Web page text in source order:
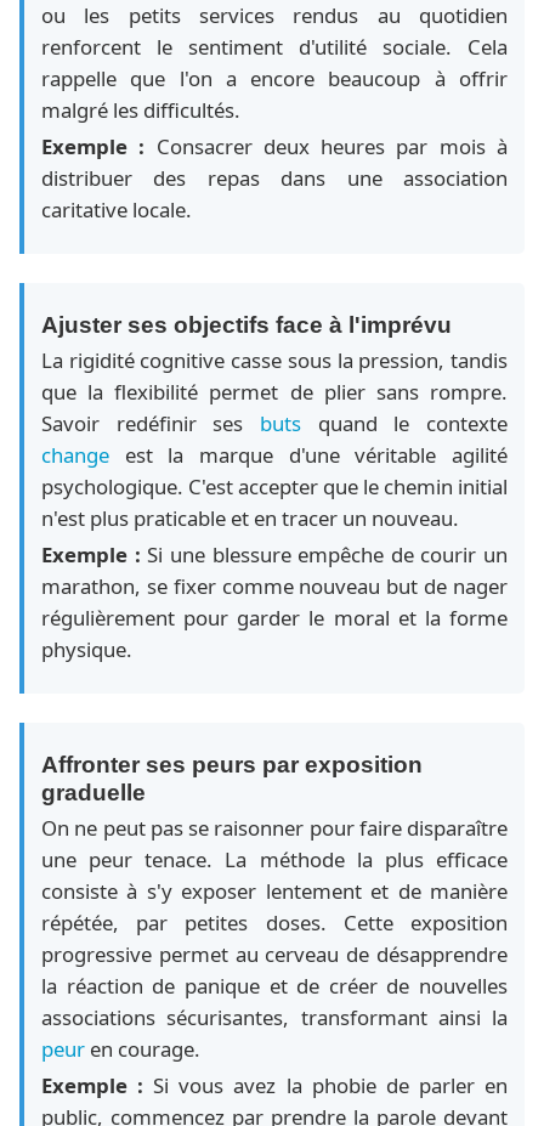
ou les petits services rendus au quotidien
renforcent le sentiment d'utilité sociale. Cela
rappelle que l'on a encore beaucoup à offrir
malgré les difficultés.
Exemple : Consacrer deux heures par mois à
distribuer des repas dans une association
caritative locale.
Ajuster ses objectifs face à l'imprévu
La rigidité cognitive casse sous la pression, tandis
que la flexibilité permet de plier sans rompre.
Savoir redéfinir ses buts quand le contexte
change est la marque d'une véritable agilité
psychologique. C'est accepter que le chemin initial
n'est plus praticable et en tracer un nouveau.
Exemple :Si une blessure empêche de courir un
marathon, se fixer comme nouveau but de nager
régulièrement pour garder le moral et la forme
physique.
Affronter ses peurs par exposition
graduelle
On ne peut pas se raisonner pour faire disparaître
une peur tenace. La méthode la plus efficace
consiste à s'y exposer lentement et de manière
répétée, par petites doses. Cette exposition
progressive permet au cerveau de désapprendre
la réaction de panique et de créer de nouvelles
associations sécurisantes, transformant ainsi la
peur en courage.
Exemple :Si vous avez la phobie de parler en
public, commencez par prendre la parole devant